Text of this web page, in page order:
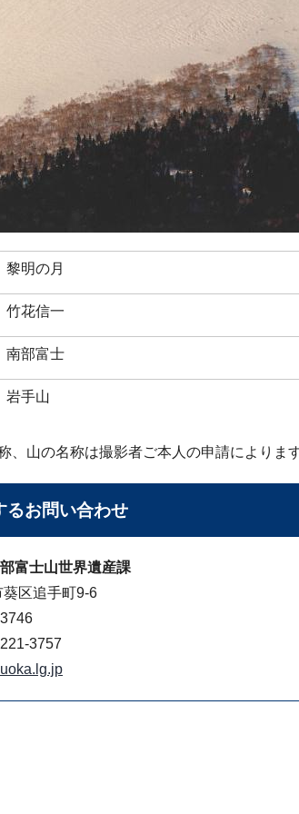
黎明の月
竹花信一
南部富士
岩手山
、山の名称は撮影者ご本人の申請によりま
るお問い合わせ
富士山世界遺産課
区追手町9-6
3757